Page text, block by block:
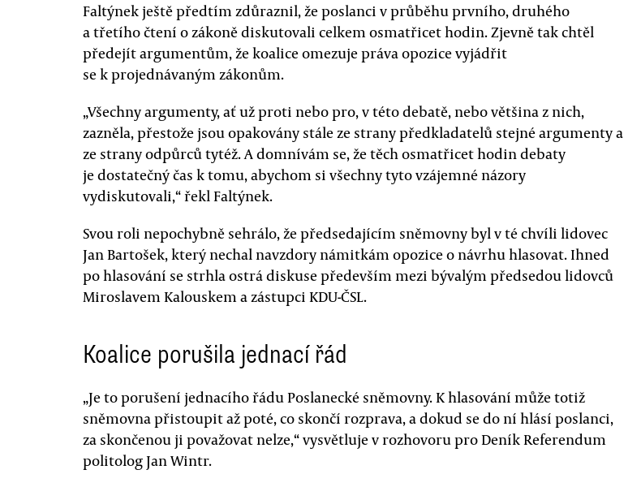
Faltýnek ještě předtím zdůraznil, že poslanci v průběhu prvního, druhého
a třetího čtení o zákoně diskutovali celkem osmatřicet hodin. Zjevně tak chtěl
předejít argumentům, že koalice omezuje práva opozice vyjádřit
se k projednávaným zákonům.
„Všechny argumenty, ať už proti nebo pro, v této debatě, nebo většina z nich,
zazněla, přestože jsou opakovány stále ze strany předkladatelů stejné argumenty a
ze strany odpůrců tytéž. A domnívám se, že těch osmatřicet hodin debaty
je dostatečný čas k tomu, abychom si všechny tyto vzájemné názory
vydiskutovali,“ řekl Faltýnek.
Svou roli nepochybně sehrálo, že předsedajícím sněmovny byl v té chvíli lidovec
Jan Bartošek, který nechal navzdory námitkám opozice o návrhu hlasovat. Ihned
po hlasování se strhla ostrá diskuse především mezi bývalým předsedou lidovců
Miroslavem Kalouskem a zástupci KDU-ČSL.
Koalice porušila jednací řád
„Je to porušení jednacího řádu Poslanecké sněmovny. K hlasování může totiž
sněmovna přistoupit až poté, co skončí rozprava, a dokud se do ní hlásí poslanci,
za skončenou ji považovat nelze,“ vysvětluje v rozhovoru pro Deník Referendum
politolog Jan Wintr.